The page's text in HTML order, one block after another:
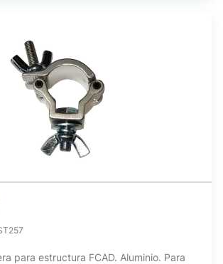
para estructura FCAD. Aluminio. Para